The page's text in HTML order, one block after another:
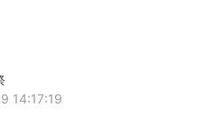
14:17:19